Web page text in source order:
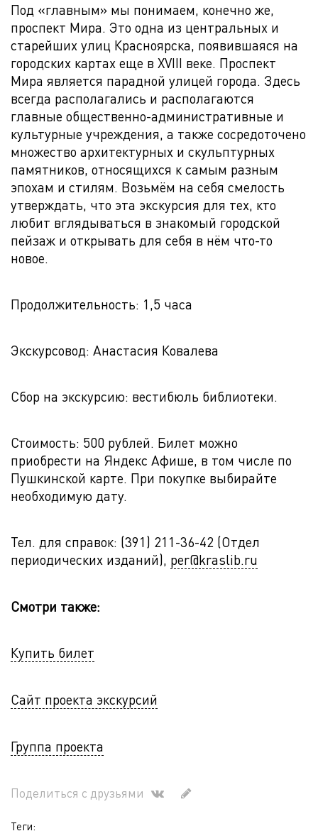
Под «главным» мы понимаем, конечно же,
проспект Мира. Это одна из центральных и
старейших улиц Красноярска, появившаяся на
городских картах еще в XVIII веке. Проспект
Мира является парадной улицей города. Здесь
всегда располагались и располагаются
главные общественно-административные и
культурные учреждения, а также сосредоточено
множество архитектурных и скульптурных
памятников, относящихся к самым разным
эпохам и стилям. Возьмём на себя смелость
утверждать, что эта экскурсия для тех, кто
любит вглядываться в знакомый городской
пейзаж и открывать для себя в нём что-то
новое.
Продолжительность: 1,5 часа
Экскурсовод: Анастасия Ковалева
Сбор на экскурсию: вестибюль библиотеки.
Стоимость: 500 рублей. Билет можно
приобрести на Яндекс Афише, в том числе по
Пушкинской карте. При покупке выбирайте
необходимую дату.
Тел. для справок: (391) 211-36-42 (Отдел
периодических изданий), per@kraslib.ru
Смотри также:
Купить билет
Сайт проекта экскурсий
Группа проекта
Поделиться с друзьями
Теги: